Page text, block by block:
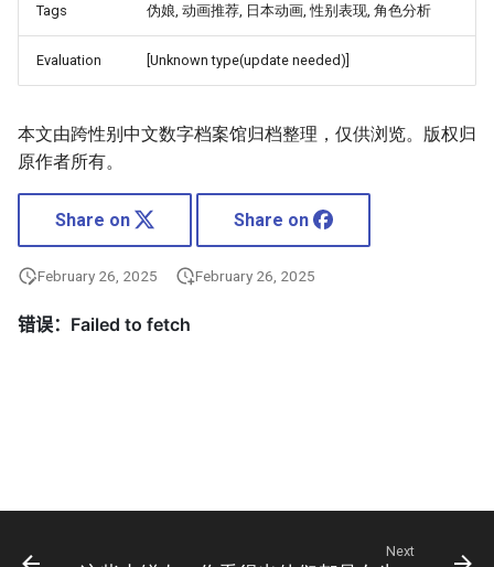
Tags 伪娘, 动画推荐, 日本动画, 性别表现, 角色分析
Evaluation [Unknown type(update needed)]
本文由跨性别中文数字档案馆归档整理，仅供浏览。版权归
原作者所有。
Share on Share on
February 26, 2025 February 26, 2025
Next